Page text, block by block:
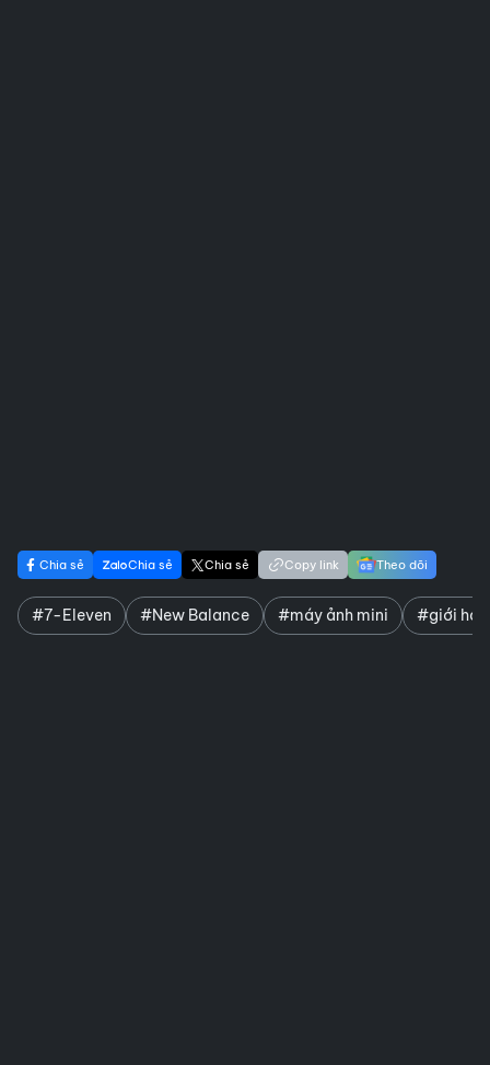
Chia sẻ Chia sẻ Chia sẻ Copy link Theo dõi
#7-Eleven #New Balance #máy ảnh mini #giới hạn